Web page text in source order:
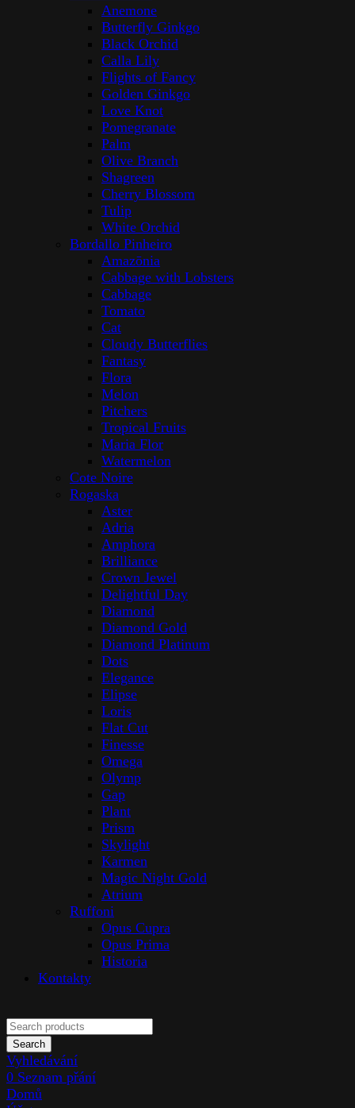
Anemone
Butterfly Ginkgo
Black Orchid
Calla Lily
Flights of Fancy
Golden Ginkgo
Love Knot
Pomegranate
Palm
Olive Branch
Shagreen
Cherry Blossom
Tulip
White Orchid
Bordallo Pinheiro
Amazōnia
Cabbage with Lobsters
Cabbage
Tomato
Cat
Cloudy Butterflies
Fantasy
Flora
Melon
Pitchers
Tropical Fruits
Maria Flor
Watermelon
Cote Noire
Rogaska
Aster
Adria
Amphora
Brilliance
Crown Jewel
Delightful Day
Diamond
Diamond Gold
Diamond Platinum
Dots
Elegance
Elipse
Loris
Flat Cut
Finesse
Omega
Olymp
Gap
Plant
Prism
Skylight
Karmen
Magic Night Gold
Atrium
Ruffoni
Opus Cupra
Opus Prima
Historia
Kontakty
Search
Vyhledávání
0 Seznam přání
Domů